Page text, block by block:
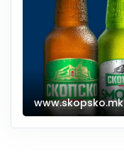
www.skopsko.mk